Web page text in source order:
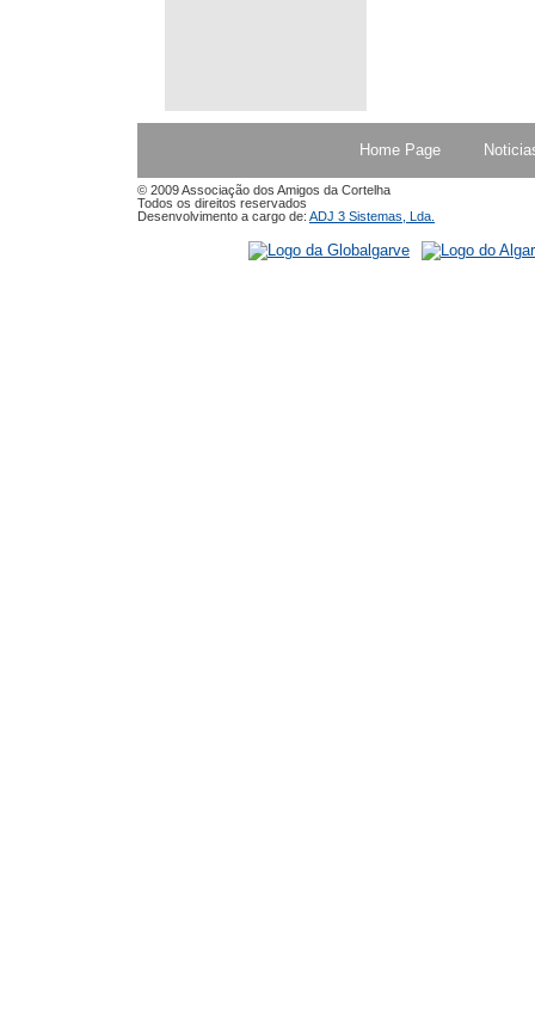
Home Page
© 2009 Associação dos Amigos da Cortelha
Todos os direitos reservados
Desenvolvimento a cargo de: ADJ 3 Sistemas, Lda.